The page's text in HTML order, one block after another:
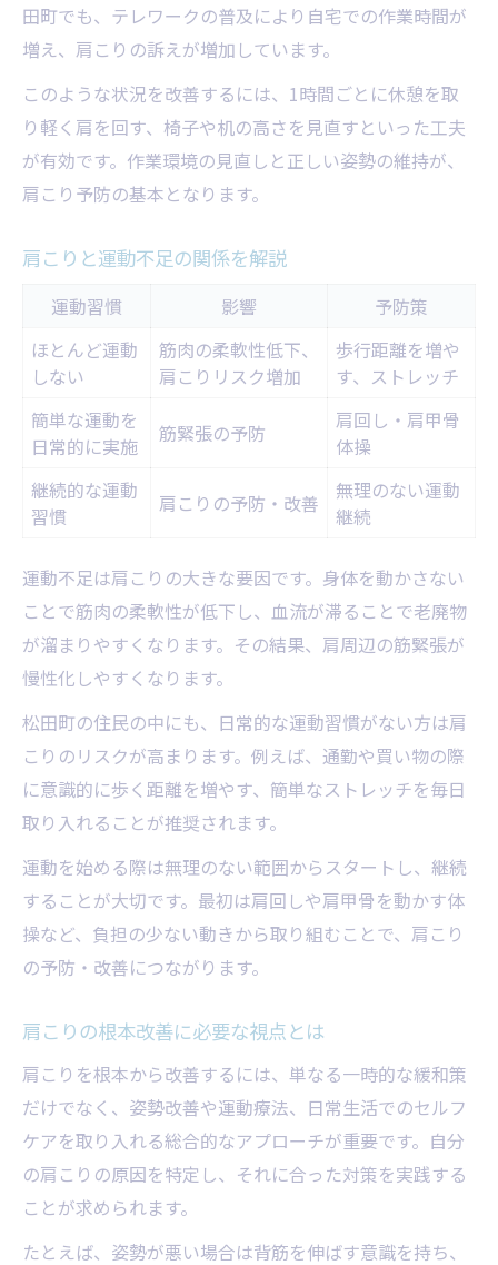
田町でも、テレワークの普及により自宅での作業時間が
増え、肩こりの訴えが増加しています。
このような状況を改善するには、1時間ごとに休憩を取
り軽く肩を回す、椅子や机の高さを見直すといった工夫
が有効です。作業環境の見直しと正しい姿勢の維持が、
肩こり予防の基本となります。
肩こりと運動不足の関係を解説
運動習慣 影響
予防策
ほとんど運動
しない
筋肉の柔軟性低下、
肩こりリスク増加
歩行距離を増や
す、ストレッチ
簡単な運動を
日常的に実施
筋緊張の予防
肩回し・肩甲骨
体操
継続的な運動
習慣
肩こりの予防・改善
無理のない運動
継続
運動不足は肩こりの大きな要因です。身体を動かさない
ことで筋肉の柔軟性が低下し、血流が滞ることで老廃物
が溜まりやすくなります。その結果、肩周辺の筋緊張が
慢性化しやすくなります。
松田町の住民の中にも、日常的な運動習慣がない方は肩
こりのリスクが高まります。例えば、通勤や買い物の際
に意識的に歩く距離を増やす、簡単なストレッチを毎日
取り入れることが推奨されます。
運動を始める際は無理のない範囲からスタートし、継続
することが大切です。最初は肩回しや肩甲骨を動かす体
操など、負担の少ない動きから取り組むことで、肩こり
の予防・改善につながります。
肩こりの根本改善に必要な視点とは
肩こりを根本から改善するには、単なる一時的な緩和策
だけでなく、姿勢改善や運動療法、日常生活でのセルフ
ケアを取り入れる総合的なアプローチが重要です。自分
の肩こりの原因を特定し、それに合った対策を実践する
ことが求められます。
たとえば、姿勢が悪い場合は背筋を伸ばす意識を持ち、